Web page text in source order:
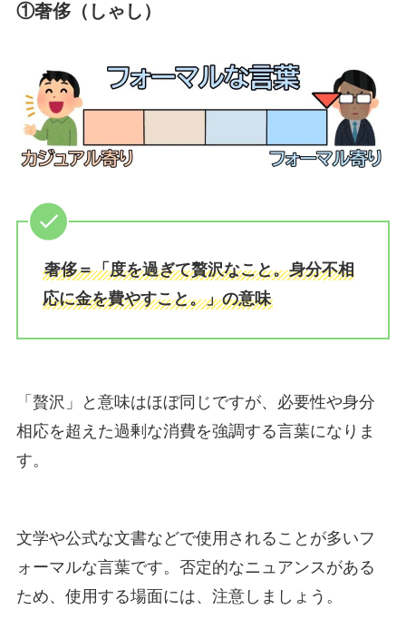
①奢侈（しゃし）
奢侈＝「度を過ぎて贅沢なこと。身分不相
応に金を費やすこと。」の意味
「贅沢」と意味はほぼ同じですが、必要性や身分
相応を超えた過剰な消費を強調する言葉になりま
す。
文学や公式な文書などで使用されることが多いフ
ォーマルな言葉です。否定的なニュアンスがある
ため、使用する場面には、注意しましょう。